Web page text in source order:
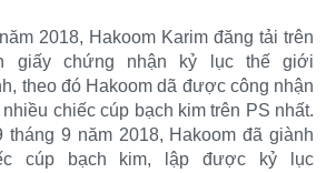
2018, Hakoom Karim đăng tải trên
giấy chứng nhận kỷ lục thế giới
theo đó Hakoom dã được công nhận
chiếc cúp bạch kim trên PS nhất.
tháng 9 năm 2018, Hakoom đã giành
cúp bạch kim, lập được kỷ lục